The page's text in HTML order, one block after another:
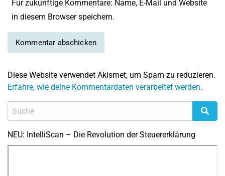
Für zukünftige Kommentare: Name, E-Mail und Website
in diesem Browser speichern.
Diese Website verwendet Akismet, um Spam zu reduzieren.
Erfahre, wie deine Kommentardaten verarbeitet werden.
NEU: IntelliScan – Die Revolution der Steuererklärung